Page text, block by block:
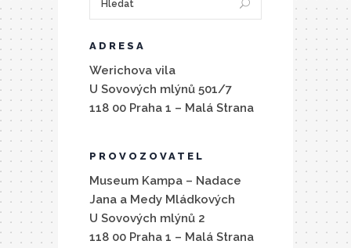
ADRESA
Werichova vila
U Sovových mlýnů 501/7
118 00 Praha 1 – Malá Strana
PROVOZOVATEL
Museum Kampa – Nadace
Jana a Medy Mládkových
U Sovových mlýnů 2
118 00 Praha 1 – Malá Strana